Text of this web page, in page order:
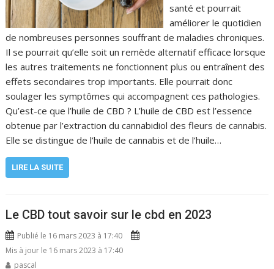
santé et pourrait
améliorer le quotidien
de nombreuses personnes souffrant de maladies chroniques.
Il se pourrait qu’elle soit un remède alternatif efficace lorsque
les autres traitements ne fonctionnent plus ou entraînent des
effets secondaires trop importants. Elle pourrait donc
soulager les symptômes qui accompagnent ces pathologies.
Qu’est-ce que l’huile de CBD ? L’huile de CBD est l’essence
obtenue par l’extraction du cannabidiol des fleurs de cannabis.
Elle se distingue de l’huile de cannabis et de l’huile…
LIRE LA SUITE
Le CBD tout savoir sur le cbd en 2023
Publié le 16 mars 2023 à 17:40
Mis à jour le 16 mars 2023 à 17:40
pascal